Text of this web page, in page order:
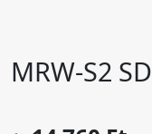
MRW-S2